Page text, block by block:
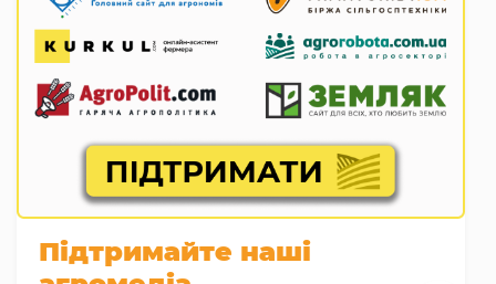
Підтримайте наші